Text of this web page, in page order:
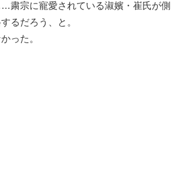
粛宗に寵愛されている淑嬪・崔氏が側
るだろう、と。
った。